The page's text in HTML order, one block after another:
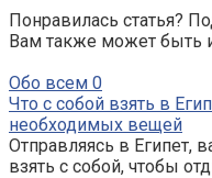
Понравилась статья?
Вам также может быть
Обо всем 0
Что с собой взять в
необходимых вещей
Отправляясь в Египет,
взять с собой, чтобы